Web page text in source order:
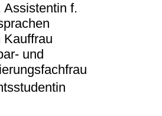
Assistentin f.
Kauffrau
und